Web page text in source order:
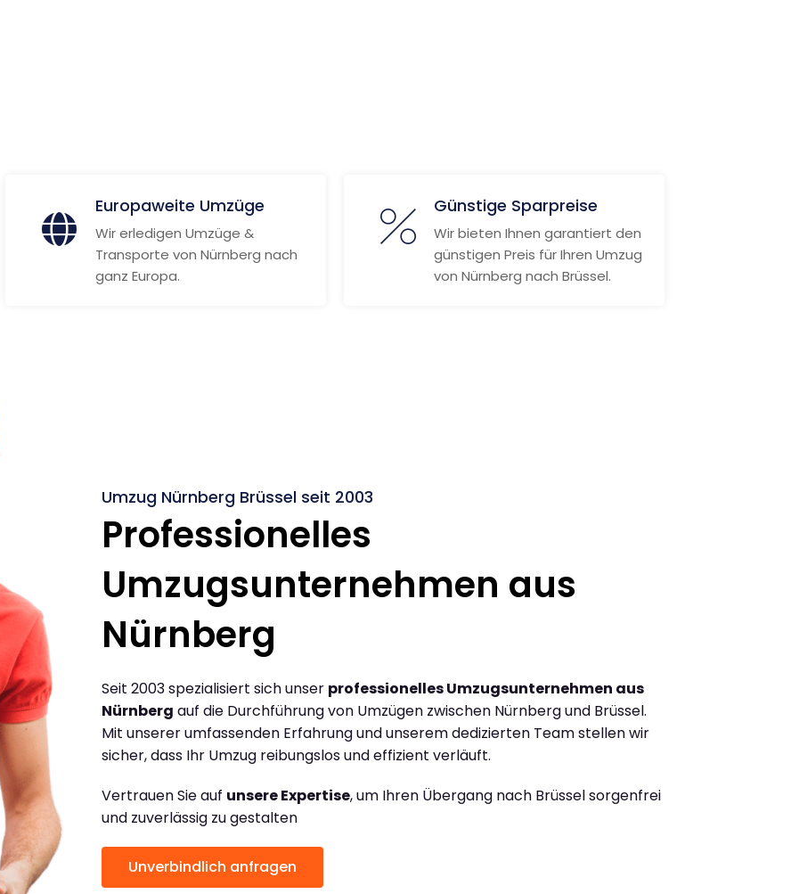
Europaweite Umzüge
Wir erledigen Umzüge &
Transporte von Nürnberg nach
ganz Europa.
Günstige Sparpreise
Wir bieten Ihnen garantiert den
günstigen Preis für Ihren Umzug
von Nürnberg nach Brüssel.
Umzug Nürnberg Brüssel seit 2003
Professionelles
Umzugsunternehmen aus
Nürnberg
Seit 2003 spezialisiert sich unser professionelles Umzugsunternehmen aus
Nürnberg auf die Durchführung von Umzügen zwischen Nürnberg und Brüssel.
Mit unserer umfassenden Erfahrung und unserem dedizierten Team stellen wir
sicher, dass Ihr Umzug reibungslos und effizient verläuft.
Vertrauen Sie auf unsere Expertise, um Ihren Übergang nach Brüssel sorgenfrei
und zuverlässig zu gestalten
Unverbindlich anfragen